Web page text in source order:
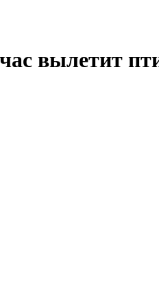
вылетит